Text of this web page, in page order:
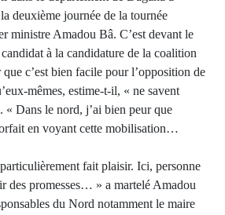
deuxième journée de la tournée
ministre Amadou Bâ. C’est devant le
à la candidature de la coalition
c’est bien facile pour l’opposition de
mêmes, estime-t-il, « ne savent
« Dans le nord, j’ai bien peur que
en voyant cette mobilisation…
fait plaisir. Ici, personne
des promesses… » a martelé Amadou
du Nord notamment le maire